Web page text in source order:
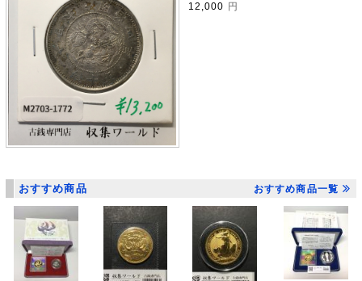
12,000
円
おすすめ商品 おすすめ商品一覧